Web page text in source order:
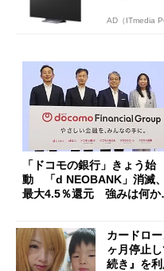
AD（ITmedia
「ドコモの銀行」きょう始
動 「d NEOBANK」消滅、
最大4.5％還元 強みは何か
カードロ
ヶ月停止
続き』を利